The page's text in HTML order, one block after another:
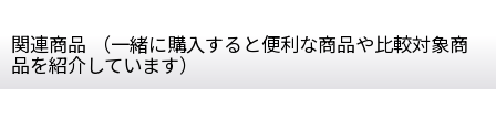
関連商品 （一緒に購入すると便利な商品や比較対象商
品を紹介しています）